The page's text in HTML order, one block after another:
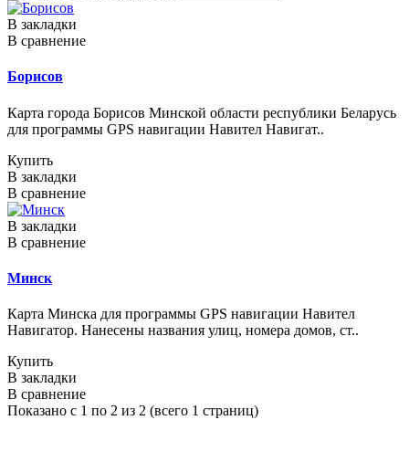
В закладки
В сравнение
Борисов
Карта города Борисов Минской области республики Беларусь
для программы GPS навигации Навител Навигат..
Купить
В закладки
В сравнение
В закладки
В сравнение
Минск
Карта Минска для программы GPS навигации Навител
Навигатор. Нанесены названия улиц, номера домов, ст..
Купить
В закладки
В сравнение
Показано с 1 по 2 из 2 (всего 1 страниц)